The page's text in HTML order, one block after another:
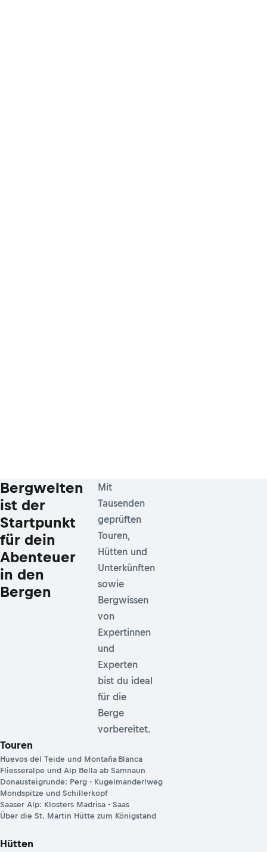
Bergwelten
ist der
Startpunkt
für dein
Abenteuer
in den
Bergen
Mit
Tausenden
geprüften
Touren,
Hütten und
Unterkünften
sowie
Bergwissen
von
Expertinnen
und
Experten
bist du ideal
für die
Berge
vorbereitet.
Touren
Huevos del Teide und Montaña Blanca
Fliesseralpe und Alp Bella ab Samnaun
Donausteigrunde: Perg - Kugelmanderlweg
Mondspitze und Schillerkopf
Saaser Alp: Klosters Madrisa - Saas
Über die St. Martin Hütte zum Königstand
Hütten